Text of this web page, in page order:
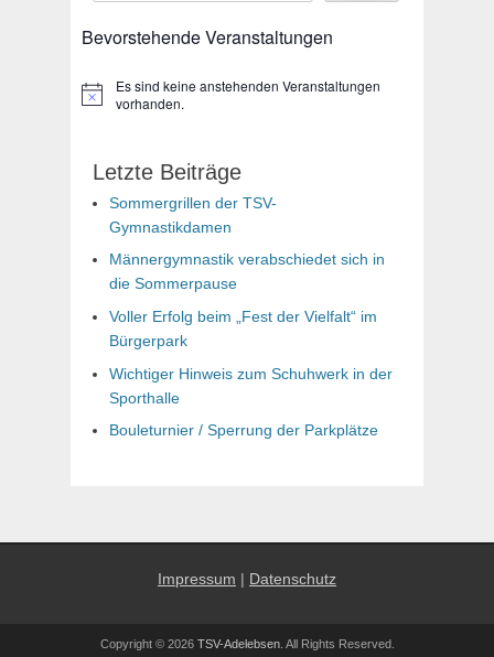
Bevorstehende Veranstaltungen
Hinweis
Es sind keine anstehenden Veranstaltungen
vorhanden.
Letzte Beiträge
Sommergrillen der TSV-
Gymnastikdamen
Männergymnastik verabschiedet sich in
die Sommerpause
Voller Erfolg beim „Fest der Vielfalt“ im
Bürgerpark
Wichtiger Hinweis zum Schuhwerk in der
Sporthalle
Bouleturnier / Sperrung der Parkplätze
Impressum | Datenschutz
Copyright © 2026 TSV-Adelebsen. All Rights Reserved.